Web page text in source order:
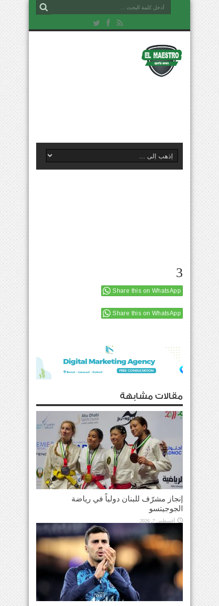
3
Share this on WhatsApp
Share this on WhatsApp
مقالات مشابهة
إنجاز مشرّف للبنان دولياً في رياضة
الجوجيتسو
أغسطس 7, 2026